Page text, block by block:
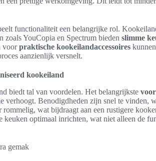
functionaliteit een belangrijke rol.
zoals YouCopia en Spectrum bieden slimme
voorpraktische kookeilandaccessoires
aanzienlijk versnelt.
kookeiland
biedt tal van voordelen. Het belangrijkste
verhoogt. Benodigdheden zijn snel te vinden,
wat bijdraagt aan een rustigere
keuken optimaal inrichten, wat niet alleen de